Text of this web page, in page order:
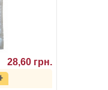
28,60 грн.